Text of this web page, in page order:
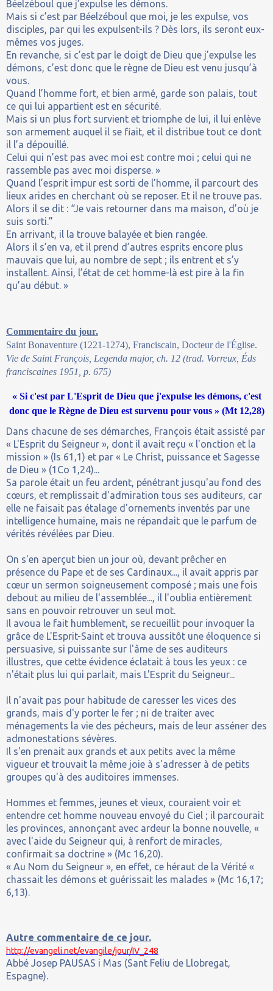
Béelzéboul que j’expulse les démons.
Mais si c’est par Béelzéboul que moi, je les expulse, vos
disciples, par qui les expulsent-ils ? Dès lors, ils seront eux-
mêmes vos juges.
En revanche, si c’est par le doigt de Dieu que j’expulse les
démons, c’est donc que le règne de Dieu est venu jusqu’à
vous.
Quand l’homme fort, et bien armé, garde son palais, tout
ce qui lui appartient est en sécurité.
Mais si un plus fort survient et triomphe de lui, il lui enlève
son armement auquel il se fiait, et il distribue tout ce dont
il l’a dépouillé.
Celui qui n’est pas avec moi est contre moi ; celui qui ne
rassemble pas avec moi disperse. »
Quand l’esprit impur est sorti de l’homme, il parcourt des
lieux arides en cherchant où se reposer. Et il ne trouve pas.
Alors il se dit : “Je vais retourner dans ma maison, d’où je
suis sorti.”
En arrivant, il la trouve balayée et bien rangée.
Alors il s’en va, et il prend d’autres esprits encore plus
mauvais que lui, au nombre de sept ; ils entrent et s’y
installent. Ainsi, l’état de cet homme-là est pire à la fin
qu’au début. »
Commentaire du jour.
Saint Bonaventure (1221-1274), Franciscain, Docteur de l'Église.
Vie de Saint François, Legenda major, ch. 12 (trad. Vorreux, Éds
franciscaines 1951, p. 675)
« Si c'est par L'Esprit de Dieu que j'expulse les démons, c'est
donc que le Règne de Dieu est survenu pour vous » (Mt 12,28)
Dans chacune de ses démarches, François était assisté par
« L'Esprit du Seigneur », dont il avait reçu « l'onction et la
mission » (Is 61,1) et par « Le Christ, puissance et Sagesse
de Dieu » (1Co 1,24)...
Sa parole était un feu ardent, pénétrant jusqu'au fond des
cœurs, et remplissait d'admiration tous ses auditeurs, car
elle ne faisait pas étalage d'ornements inventés par une
intelligence humaine, mais ne répandait que le parfum de
vérités révélées par Dieu.
On s'en aperçut bien un jour où, devant prêcher en
présence du Pape et de ses Cardinaux..., il avait appris par
cœur un sermon soigneusement composé ; mais une fois
debout au milieu de l'assemblée..., il l'oublia entièrement
sans en pouvoir retrouver un seul mot.
Il avoua le fait humblement, se recueillit pour invoquer la
grâce de L'Esprit-Saint et trouva aussitôt une éloquence si
persuasive, si puissante sur l'âme de ses auditeurs
illustres, que cette évidence éclatait à tous les yeux : ce
n'était plus lui qui parlait, mais L'Esprit du Seigneur...
Il n'avait pas pour habitude de caresser les vices des
grands, mais d'y porter le fer ; ni de traiter avec
ménagements la vie des pécheurs, mais de leur asséner des
admonestations sévères.
Il s'en prenait aux grands et aux petits avec la même
vigueur et trouvait la même joie à s'adresser à de petits
groupes qu'à des auditoires immenses.
Hommes et femmes, jeunes et vieux, couraient voir et
entendre cet homme nouveau envoyé du Ciel ; il parcourait
les provinces, annonçant avec ardeur la bonne nouvelle, «
avec l'aide du Seigneur qui, à renfort de miracles,
confirmait sa doctrine » (Mc 16,20).
« Au Nom du Seigneur », en effet, ce héraut de la Vérité «
chassait les démons et guérissait les malades » (Mc 16,17;
6,13).
Autre commentaire de ce jour.
http://evangeli.net/evangile/jour/IV_248
Abbé Josep PAUSAS i Mas (Sant Feliu de Llobregat,
Espagne).